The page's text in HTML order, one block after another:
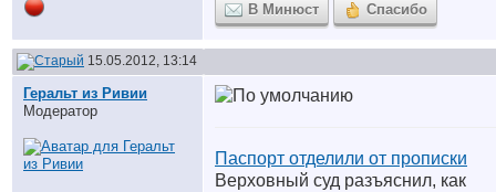
В Минюст Спасибо
15.05.2012, 13:14
Геральт из Ривии
Модератор
Паспорт отделили от прописки
Верховный суд разъяснил, как